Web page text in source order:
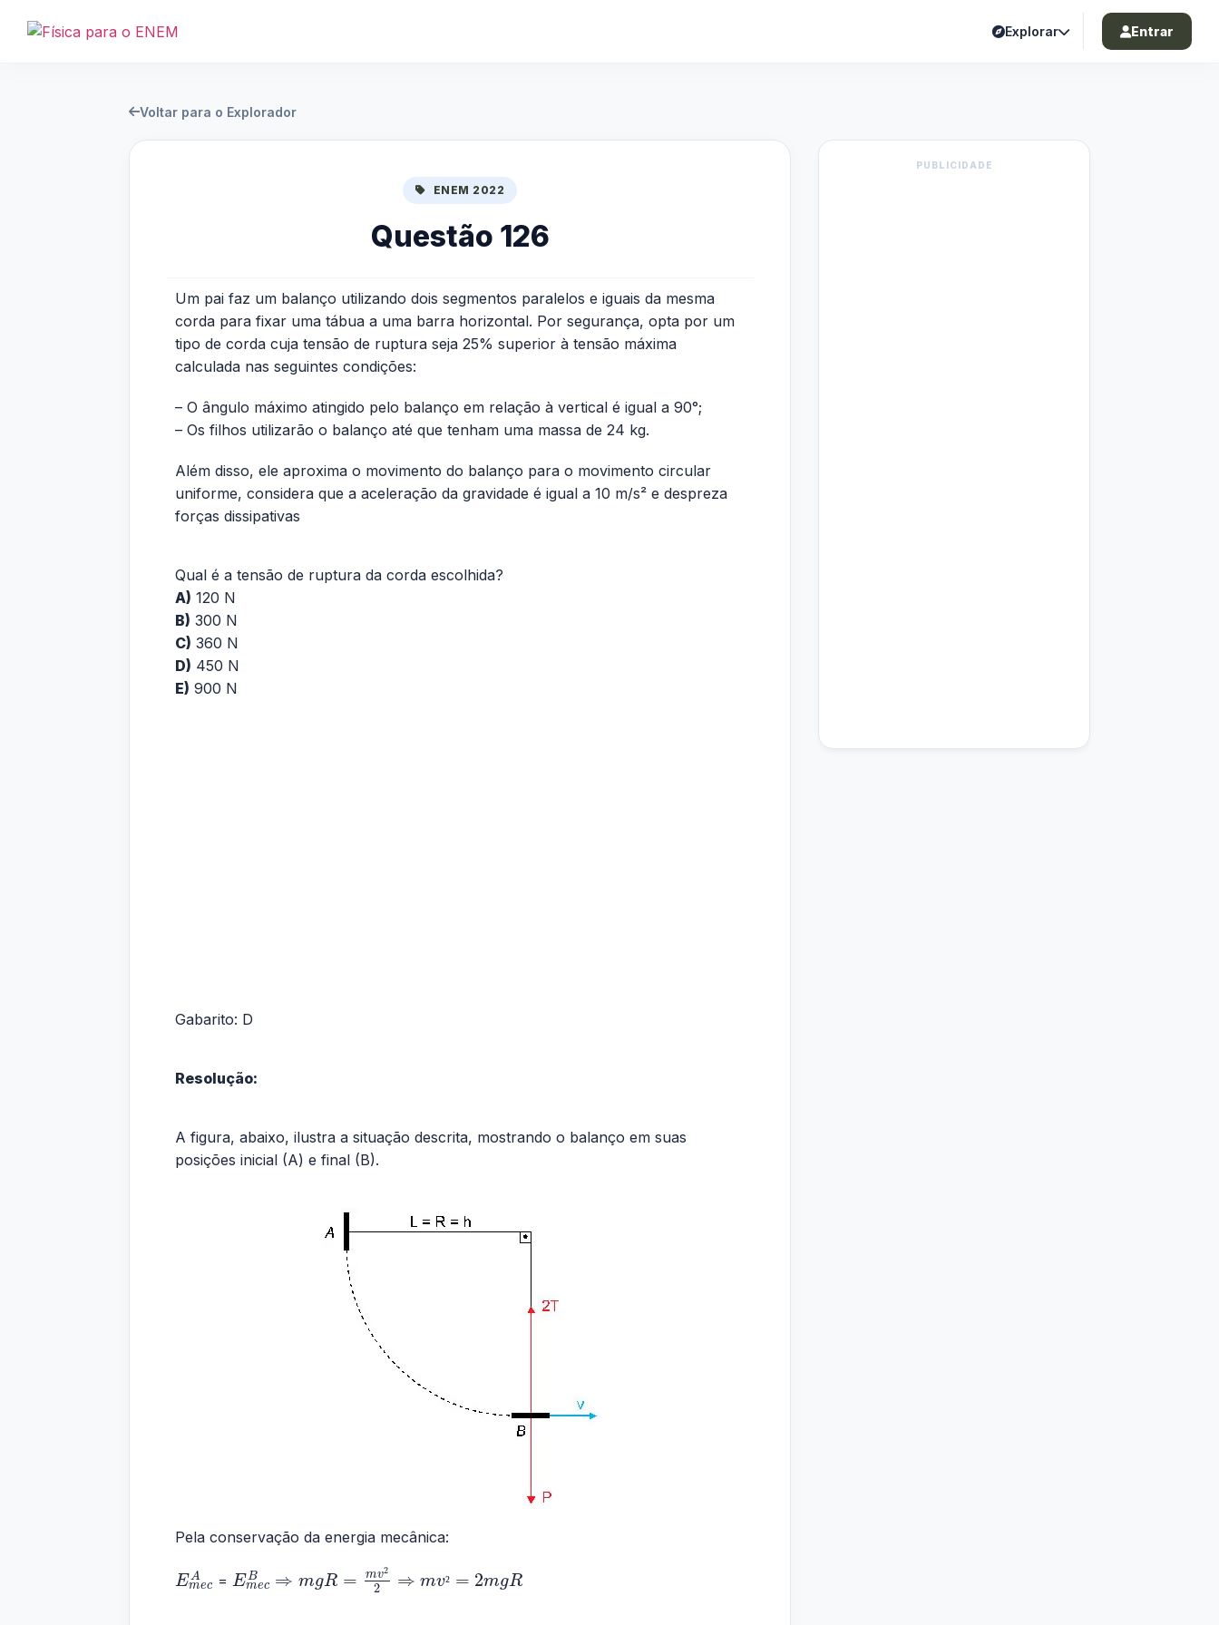
Explorar Entrar
Voltar para o Explorador
ENEM 2022
Questão 126
Um pai faz um balanço utilizando dois segmentos paralelos e iguais da mesma
corda para fixar uma tábua a uma barra horizontal. Por segurança, opta por um
tipo de corda cuja tensão de ruptura seja 25% superior à tensão máxima
calculada nas seguintes condições:
– O ângulo máximo atingido pelo balanço em relação à vertical é igual a 90°;
– Os filhos utilizarão o balanço até que tenham uma massa de 24 kg.
Além disso, ele aproxima o movimento do balanço para o movimento circular
uniforme, considera que a aceleração da gravidade é igual a 10 m/s² e despreza
forças dissipativas
Qual é a tensão de ruptura da corda escolhida?
A) 120 N
B) 300 N
C) 360 N
D) 450 N
E) 900 N
Gabarito: D
Resolução:
A figura, abaixo, ilustra a situação descrita, mostrando o balanço em suas
posições inicial (A) e final (B).
Pela conservação da energia mecânica:
EA
mec = EB
mec ⇒ mgR = mv2
2 ⇒ mv² = 2mgR
PUBLICIDADE